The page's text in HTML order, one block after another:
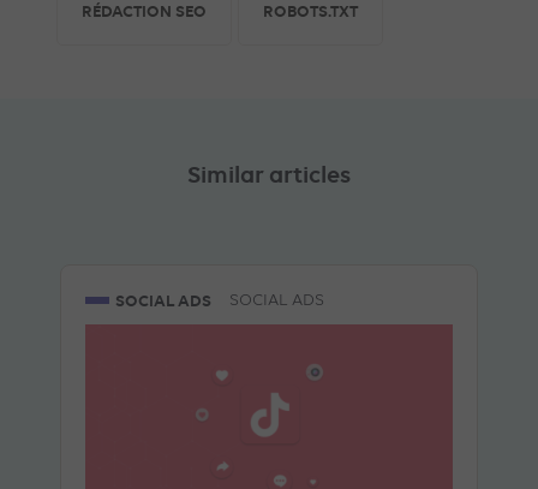
RÉDACTION SEO ROBOTS.TXT
Similar articles
SOCIAL ADS SOCIAL ADS